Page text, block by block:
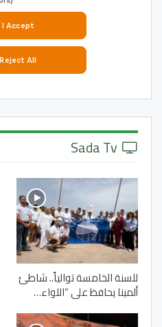
للسنة الخامسة توالياً.. شاطئ
ألمينا يحافظ على “اللواء…